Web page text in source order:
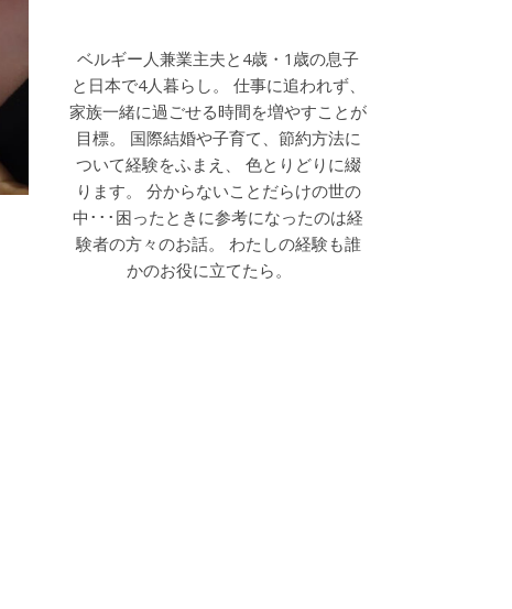
ベルギー人兼業主夫と4歳・1歳の息子
と日本で4人暮らし。 仕事に追われず、
家族一緒に過ごせる時間を増やすことが
目標。 国際結婚や子育て、節約方法に
ついて経験をふまえ、 色とりどりに綴
ります。 分からないことだらけの世の
中･･･困ったときに参考になったのは経
験者の方々のお話。 わたしの経験も誰
かのお役に立てたら。